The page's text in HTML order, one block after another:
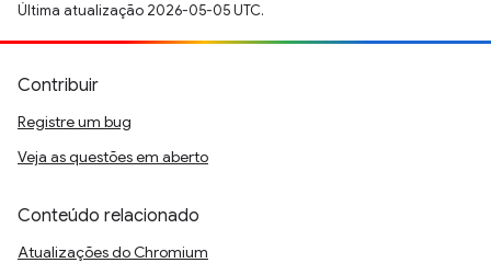
Última atualização 2026-05-05 UTC.
Contribuir
Registre um bug
Veja as questões em aberto
Conteúdo relacionado
Atualizações do Chromium